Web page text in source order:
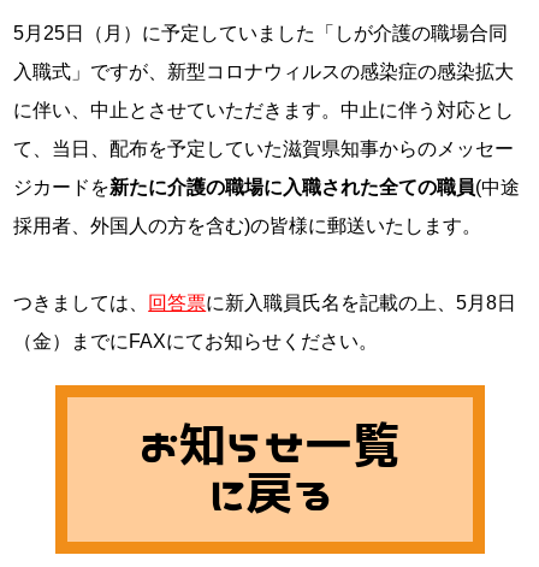
5月25日（月）に予定していました「しが介護の職場合同
入職式」ですが、新型コロナウィルスの感染症の感染拡大
に伴い、中止とさせていただきます。中止に伴う対応とし
て、当日、配布を予定していた滋賀県知事からのメッセー
ジカードを新たに介護の職場に入職された全ての職員(中途
採用者、外国人の方を含む)の皆様に郵送いたします。
つきましては、 回答票に新入職員氏名を記載の上、5月8日
（金）までにFAXにてお知らせください。
お知らせ一覧
に戻る